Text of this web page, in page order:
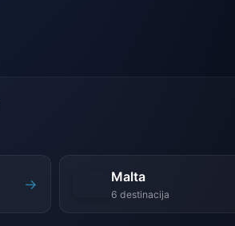
→ Malta
6 destinacija